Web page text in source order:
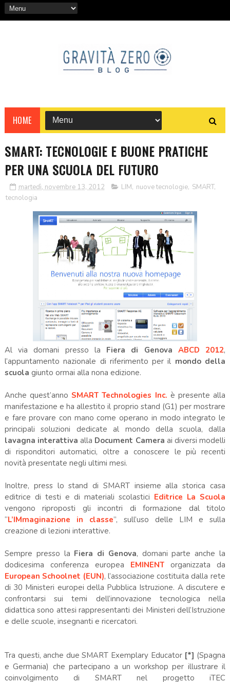
HOME
SMART: TECNOLOGIE E BUONE PRATICHE
PER UNA SCUOLA DEL FUTURO
martedì, novembre 13, 2012 LIM, nuove tecnologie, SMART,
tecnologia
Al via domani presso la Fiera di Genova ABCD 2012,
l’appuntamento nazionale di riferimento per il mondo della
scuola giunto ormai alla nona edizione.
Anche quest’annoSMART Technologies Inc. è presente alla
manifestazione e ha allestito il proprio stand (G1) per mostrare
e fare provare con mano come operano in modo integrato le
principali soluzioni dedicate al mondo della scuola, dalla
lavagna interattiva alla Document Camera ai diversi modelli
di risponditori automatici, oltre a conoscere le più recenti
novità presentate negli ultimi mesi.
Inoltre, press lo stand di SMART insieme alla storica casa
editrice di testi e di materiali scolastici Editrice La Scuola
vengono riproposti gli incontri di formazione dal titolo
“L’IMmaginazione in classe”, sull’uso delle LIM e sulla
creazione di lezioni interattive.
Sempre presso la Fiera di Genova, domani parte anche la
dodicesima conferenza europea EMINENT organizzata da
European Schoolnet (EUN), l’associazione costituita dalla rete
di 30 Ministeri europei della Pubblica Istruzione. A discutere e
confrontarsi sui temi dell’innovazione tecnologica nella
didattica sono attesi rappresentanti dei Ministeri dell’Istruzione
e delle scuole, insegnanti e ricercatori.
Tra questi, anche due SMART Exemplary Educator [*] (Spagna
e Germania) che partecipano a un workshop per illustrare il
coinvolgimento di SMART nel progetto iTEC